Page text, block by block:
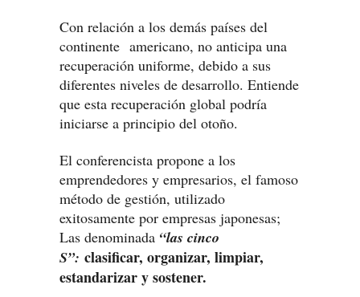
Con relación a los demás países del
continente americano, no anticipa una
recuperación uniforme, debido a sus
diferentes niveles de desarrollo. Entiende
que esta recuperación global podría
iniciarse a principio del otoño.
El conferencista propone a los
emprendedores y empresarios, el famoso
método de gestión, utilizado
exitosamente por empresas japonesas;
Las denominada “las cinco
S”: clasificar, organizar, limpiar,
estandarizar y sostener.